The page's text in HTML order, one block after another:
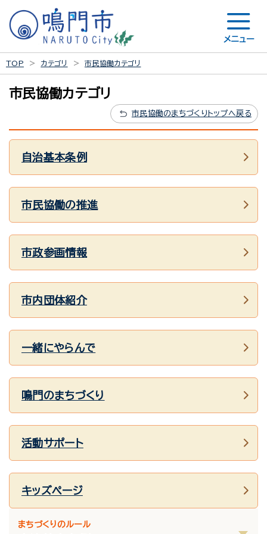
メニュー
TOP カテゴリ 市民協働カテゴリ
市民協働カテゴリ
市民協働のまちづくりトップへ戻る
自治基本条例
市民協働の推進
市政参画情報
市内団体紹介
一緒にやらんで
鳴門のまちづくり
活動サポート
キッズページ
まちづくりのルール